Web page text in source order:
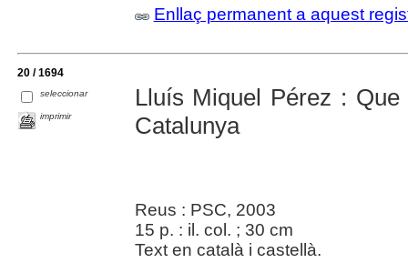
Enllaç permanent a aquest
20 / 1694
seleccionar
imprimir
Lluís Miquel Pérez :
Catalunya
Reus : PSC, 2003
15 p. : il. col. ; 30 cm
Text en català i castellà.